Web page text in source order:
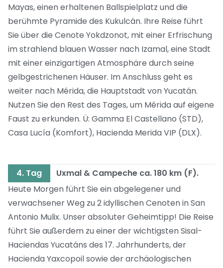
Mayas, einen erhaltenen Ballspielplatz und die
berühmte Pyramide des Kukulcán. Ihre Reise führt
Sie über die Cenote Yokdzonot, mit einer Erfrischung
im strahlend blauen Wasser nach Izamal, eine Stadt
mit einer einzigartigen Atmosphäre durch seine
gelbgestrichenen Häuser. Im Anschluss geht es
weiter nach Mérida, die Hauptstadt von Yucatán.
Nutzen Sie den Rest des Tages, um Mérida auf eigene
Faust zu erkunden. Ü: Gamma El Castellano (STD),
Casa Lucía (Komfort), Hacienda Merida VIP (DLX).
4. Tag
Uxmal & Campeche ca. 180 km (F).
Heute Morgen führt Sie ein abgelegener und
verwachsener Weg zu 2 idyllischen Cenoten in San
Antonio Mulix. Unser absoluter Geheimtipp! Die Reise
führt Sie außerdem zu einer der wichtigsten Sisal-
Haciendas Yucatáns des 17. Jahrhunderts, der
Hacienda Yaxcopoil sowie der archäologischen